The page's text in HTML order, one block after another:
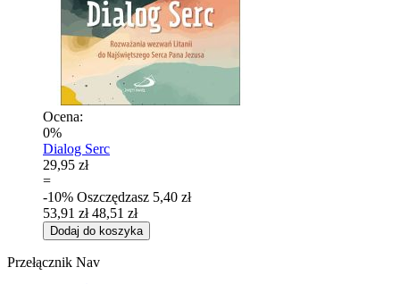
Ocena:
0%
Dialog Serc
29,95 zł
=
-10% Oszczędzasz 5,40 zł
53,91 zł 48,51 zł
Dodaj do koszyka
Przełącznik Nav